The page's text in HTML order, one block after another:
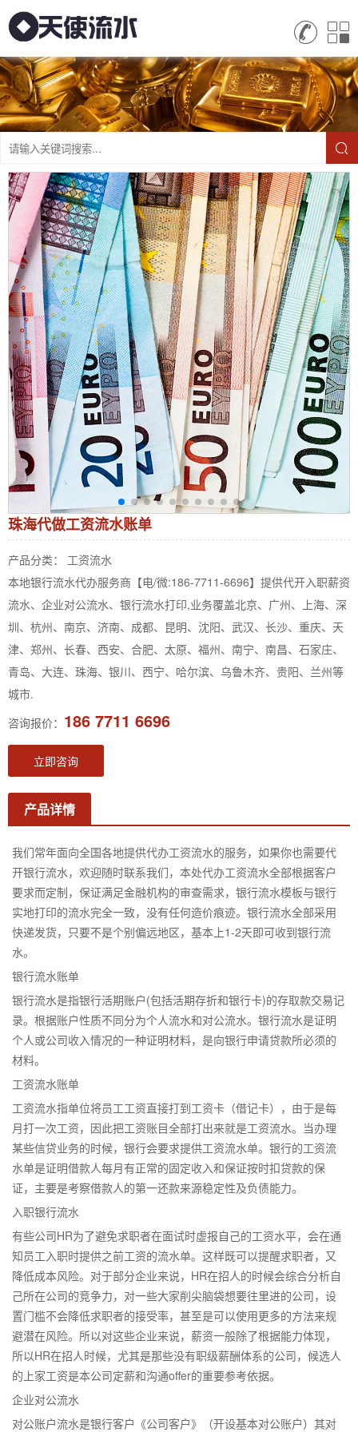
珠海代做工资流水账单
产品分类： 工资流水
本地银行流水代办服务商【电/微:186-7711-6696】提供代开入职薪资
流水、企业对公流水、银行流水打印,业务覆盖北京、广州、上海、深
圳、杭州、南京、济南、成都、昆明、沈阳、武汉、长沙、重庆、天
津、郑州、长春、西安、合肥、太原、福州、南宁、南昌、石家庄、
青岛、大连、珠海、银川、西宁、哈尔滨、乌鲁木齐、贵阳、兰州等
城市.
咨询报价： 186 7711 6696
立即咨询
产品详情
我们常年面向全国各地提供代办工资流水的服务，如果你也需要代
开银行流水，欢迎随时联系我们，本处代办工资流水全部根据客户
要求而定制，保证满足金融机构的审查需求，银行流水模板与银行
实地打印的流水完全一致，没有任何造价痕迹。银行流水全部采用
快递发货，只要不是个别偏远地区，基本上1-2天即可收到银行流
水。
银行流水账单
银行流水是指银行活期账户(包括活期存折和银行卡)的存取款交易记
录。根据账户性质不同分为个人流水和对公流水。银行流水是证明
个人或公司收入情况的一种证明材料，是向银行申请贷款所必须的
材料。
工资流水账单
工资流水指单位将员工工资直接打到工资卡（借记卡），由于是每
月打一次工资，因此把工资账目全部打出来就是工资流水。当办理
某些信贷业务的时候，银行会要求提供工资流水单。银行的工资流
水单是证明借款人每月有正常的固定收入和保证按时扣贷款的保
证，主要是考察借款人的第一还款来源稳定性及负债能力。
入职银行流水
有些公司HR为了避免求职者在面试时虚报自己的工资水平，会在通
知员工入职时提供之前工资的流水单。这样既可以提醒求职者，又
降低成本风险。对于部分企业来说，HR在招人的时候会综合分析自
己所在公司的竞争力，对一些大家削尖脑袋想要往里进的公司，设
置门槛不会降低求职者的接受率，甚至是可以使用更多的方法来规
避潜在风险。所以对这些企业来说，薪资一般除了根据能力体现，
所以HR在招人时候，尤其是那些没有职级薪酬体系的公司，候选人
的上家工资是本公司定薪和沟通offer的重要参考依据。
企业对公流水
对公账户流水是银行客户《公司客户》（开设基本对公账户）其对